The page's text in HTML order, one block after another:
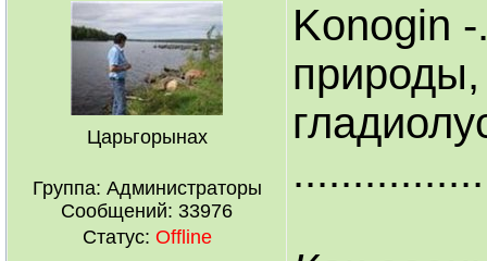
Царьгорынах
Группа: Администраторы
Сообщений: 33976
Статус: Offline
Konogin -
природы,